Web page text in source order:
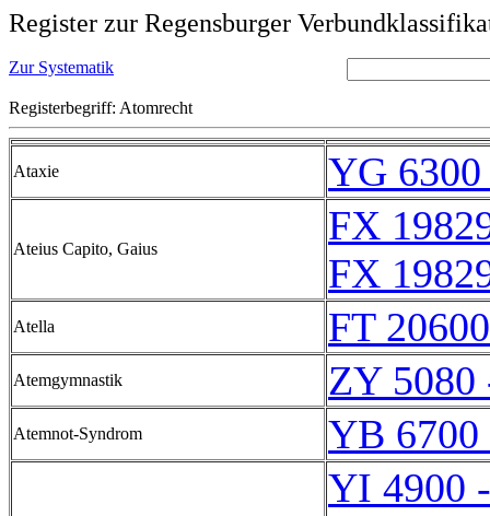
Register zur Regensburger
Zur Systematik
Registerbegriff: Atomrecht
Ataxie YG
Ateius Capito, Gaius
FX
FX
Atella FT 20600
Atemgymnastik ZY 5080
Atemnot-Syndrom YB
YI 4900